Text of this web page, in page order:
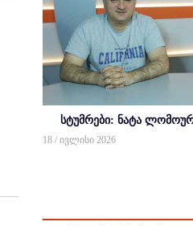
სტუმრები: ნატა
18 / ივლისი 2026